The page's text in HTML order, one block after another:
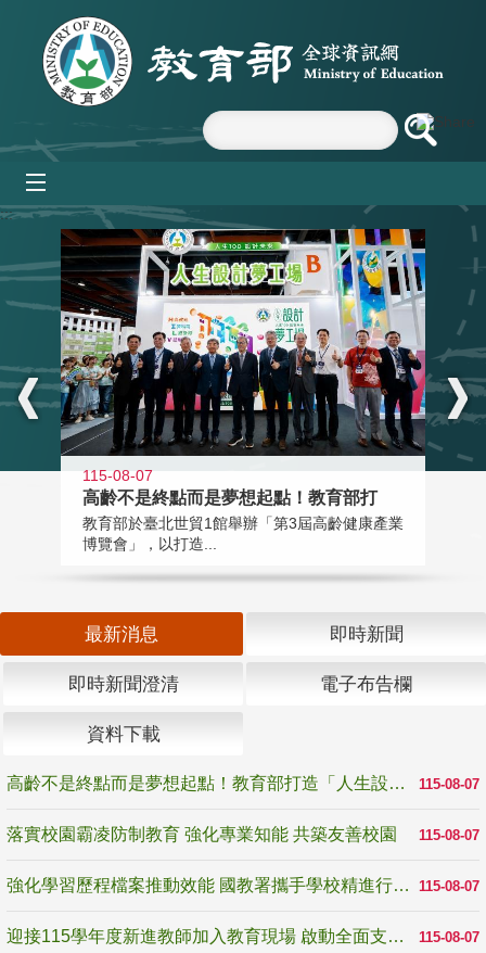
跳到主要內容區塊
:::
115-08-07
高齡不是終點而是夢想起點！教育部打
教育部於臺北世貿1館舉辦「第3屆高齡健康產業
博覽會」，以打造...
最新消息 即時新聞
即時新聞澄清 電子布告欄
資料下載
115-08-07
高齡不是終點而是夢想起點！教育部打造「人生設計夢工場」 參展第3屆高齡健康產業博覽會
115-08-07
落實校園霸凌防制教育 強化專業知能 共築友善校園
115-08-07
強化學習歷程檔案推動效能 國教署攜手學校精進行政與教學支持
115-08-07
迎接115學年度新進教師加入教育現場 啟動全面支持陪伴